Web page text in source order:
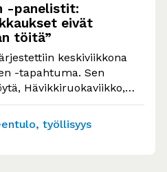
-panelistit:
eivät
töitä”
keskiviikkona
-tapahtuma. Sen
Hävikkiruokaviikko,
Ohjaamo Vantaa,
työllisyys